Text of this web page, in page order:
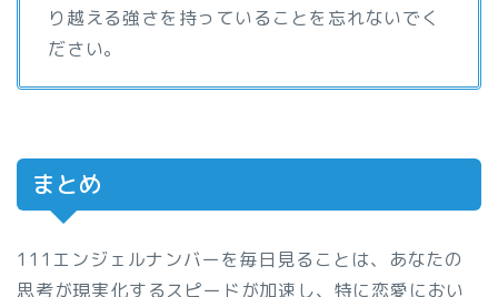
り越える強さを持っていることを忘れないでく
ださい。
まとめ
111エンジェルナンバーを毎日見ることは、あなたの
思考が現実化するスピードが加速し、特に恋愛におい